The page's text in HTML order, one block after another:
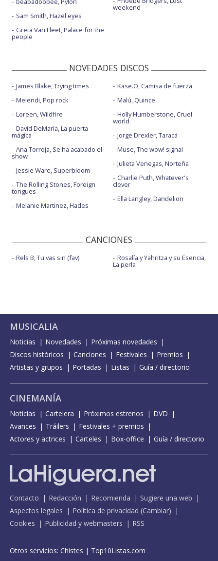
Sam Smith, Hazel eyes
Greta Van Fleet, Palace for the
people
weekend
NOVEDADES DISCOS
James Blake, Trying times
Melendi, Pop rock
Loreen, Wildfire
David DeMaría, La puerta
mágica
Ana Torroja, Se ha acabado el
show
Jessie Ware, Superbloom
The Rolling Stones, Foreign
tongues
Melanie Martinez, Hades
Kase.O, Camisa de fuerza
Malú, Quince
Holly Humberstone, Cruel
world
Jorge Drexler, Taracá
Muse, The wow! signal
Julieta Venegas, Norteña
Charlie Puth, Whatever's
clever
Ella Langley, Dandelion
CANCIONES
Rels B, Tu vas sin (fav) Rosalía y Yahritza y su Esencia,
La perla
MUSICALIA
Noticias Novedades
Próximas novedades
Discos históricos
Canciones Festivales
Premios
Artistas y grupos
Portadas Listas Guía / directorio
CINEMANÍA
Noticias Cartelera Próximos estrenos
DVD
Avances
Tráilers
Festivales + premios
Actores y actrices
Carteles Box-office Guía / directorio
Contacto Redacción Recomienda
Sugiere una web
Aspectos legales
Política de privacidad (Cambiar)
Cookies
Publicidad y webmasters RSS
Otros servicios: Chistes | Top10Listas.com